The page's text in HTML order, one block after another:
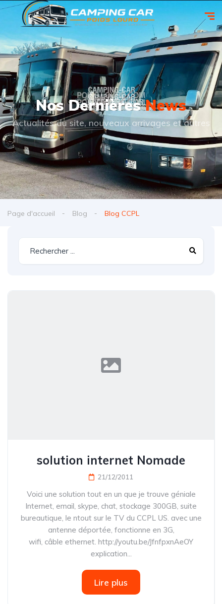
Nos DernièresNews
Actualités du site, nouveaux arrivages et autres
Page d'accueil Blog Blog CCPL
solution internet Nomade
21/12/2011
Voici une solution tout en un que je trouve géniale
Internet, email, skype, chat, stockage 300GB, suite
bureautique, le ntout sur le TV du CCPL US. avec une
antenne déportée, fonctionne en 3G,
wifi, câble ethernet. http://youtu.be/JfnfpxnAeOY
explication...
Lire plus